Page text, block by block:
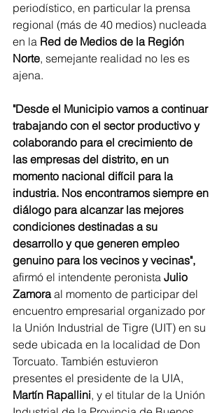
periodístico, en particular la prensa
regional (más de 40 medios) nucleada
en la Red de Medios de la Región
Norte, semejante realidad no les es
ajena.
"Desde el Municipio vamos a continuar
trabajando con el sector productivo y
colaborando para el crecimiento de
las empresas del distrito, en un
momento nacional difícil para la
industria. Nos encontramos siempre en
diálogo para alcanzar las mejores
condiciones destinadas a su
desarrollo y que generen empleo
genuino para los vecinos y vecinas",
afirmó el intendente peronista Julio
Zamora al momento de participar del
encuentro empresarial organizado por
la Unión Industrial de Tigre (UIT) en su
sede ubicada en la localidad de Don
Torcuato. También estuvieron
presentes el presidente de la UIA,
Martín Rapallini, y el titular de la Unión